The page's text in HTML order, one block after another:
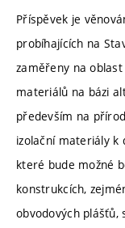
Příspěvek je
probíhajících na
zaměřeny na
materiálů na bázi
především na
izolační materiály k
které bude možné
konstrukcích,
obvodových plášťů,